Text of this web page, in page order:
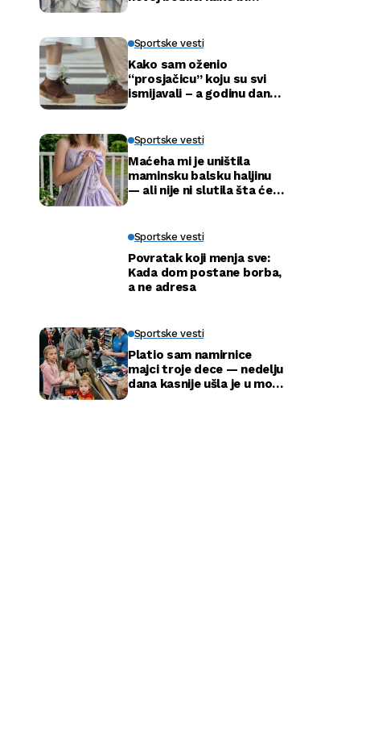
Sportske vesti
Kako sam oženio
“prosjačicu” koju su svi
ismijavali – a godinu dana
Sportske vesti
Maćeha mi je uništila
maminsku balsku haljinu
— ali nije ni slutila šta će
Sportske vesti
Povratak koji menja sve:
Kada dom postane borba,
a ne adresa
Sportske vesti
Platio sam namirnice
majci troje dece — nedelju
dana kasnije ušla je u moju